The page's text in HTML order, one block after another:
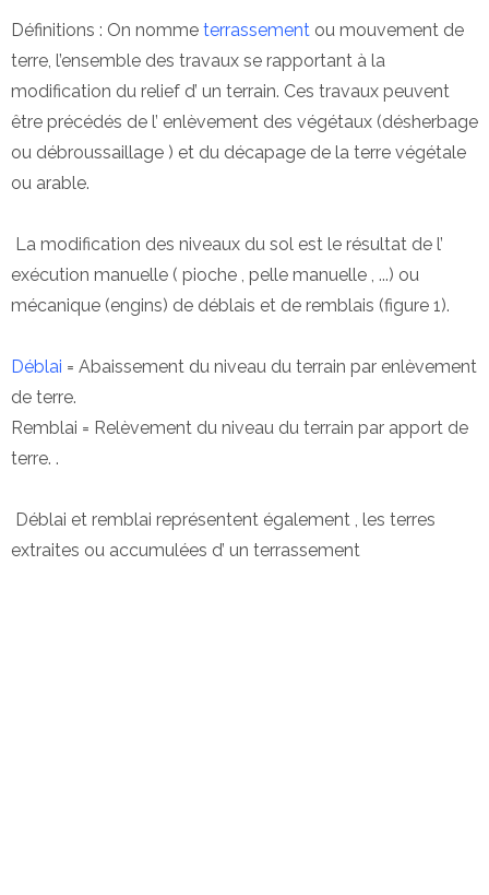
Définitions : On nomme terrassement ou mouvement de
terre, l’ensemble des travaux se rapportant à la
modification du relief d’ un terrain. Ces travaux peuvent
être précédés de l’ enlèvement des végétaux (désherbage
ou débroussaillage ) et du décapage de la terre végétale
ou arable.
La modification des niveaux du sol est le résultat de l’
exécution manuelle ( pioche , pelle manuelle , ...) ou
mécanique (engins) de déblais et de remblais (figure 1).
Déblai = Abaissement du niveau du terrain par enlèvement
de terre.
Remblai = Relèvement du niveau du terrain par apport de
terre. .
Déblai et remblai représentent également , les terres
extraites ou accumulées d’ un terrassement